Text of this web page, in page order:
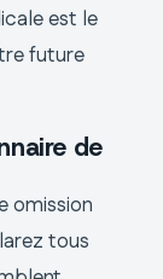
est le
future
de
omission
tous